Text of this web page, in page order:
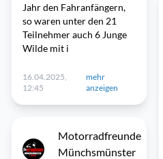
Jahr den Fahranfängern,
so waren unter den 21
Teilnehmer auch 6 Junge
Wilde mit i
16.04.2025,
12:45
mehr
anzeigen
Motorradfreunde
Münchsmünster